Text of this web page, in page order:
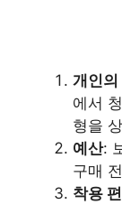
개인의
에서
형을
예산:
구매
착용